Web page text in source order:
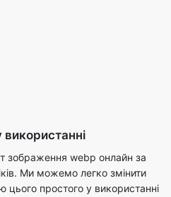
зображення webp онлайн за
Ми можемо легко змінити
простого у використанні
зображень абсолютно
а це означає, що ви можете
часто, як ви хочете, не
не вимагає установки. Цей